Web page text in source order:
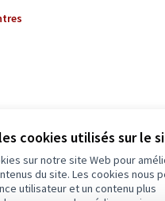
cookies utilisés sur le
sur notre site Web pour
du site. Les cookies nous
utilisateur et un contenu plus